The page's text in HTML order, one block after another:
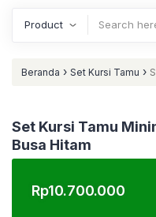
Beranda › Set Kursi Tamu ›
Set Kursi Tamu
Busa Hitam
Rp10.700.000